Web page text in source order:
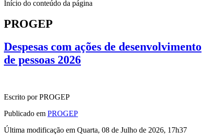
Início do conteúdo da página
PROGEP
Despesas com ações de desenvolvimento
de pessoas 2026
Escrito por PROGEP
Publicado em PROGEP
Última modificação em Quarta, 08 de Julho de 2026, 17h37